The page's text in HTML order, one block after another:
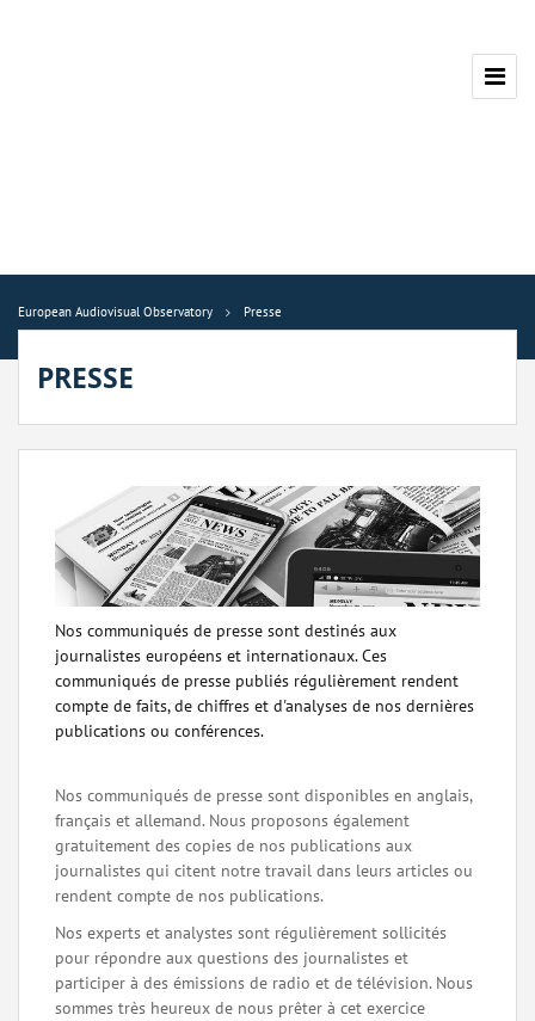
European Audiovisual Observatory Presse
PRESSE
Nos communiqués de presse sont destinés aux
journalistes européens et internationaux. Ces
communiqués de presse publiés régulièrement rendent
compte de faits, de chiffres et d'analyses de nos dernières
publications ou conférences.
Nos communiqués de presse sont disponibles en anglais,
français et allemand. Nous proposons également
gratuitement des copies de nos publications aux
journalistes qui citent notre travail dans leurs articles ou
rendent compte de nos publications.
Nos experts et analystes sont régulièrement sollicités
pour répondre aux questions des journalistes et
participer à des émissions de radio et de télévision. Nous
sommes très heureux de nous prêter à cet exercice